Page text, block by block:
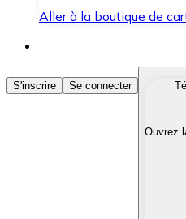
Aller à la boutique de
Acheter des
Achetez les
Convertissez vos
S'inscrire Se connecter
Ouvrez